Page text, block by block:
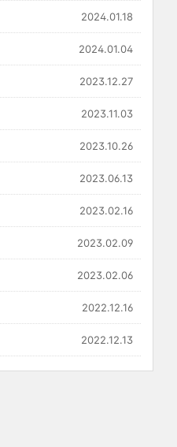
2024.01.18
2024.01.04
2023.12.27
2023.11.03
2023.10.26
2023.06.13
2023.02.16
2023.02.09
2023.02.06
2022.12.16
2022.12.13